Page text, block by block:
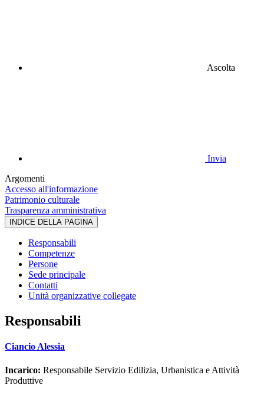
Ascolta
Invia
Argomenti
Accesso all'informazione
Patrimonio culturale
Trasparenza amministrativa
INDICE DELLA PAGINA
Responsabili
Competenze
Persone
Sede principale
Contatti
Unità organizzative collegate
Responsabili
Ciancio Alessia
Incarico: Responsabile Servizio Edilizia, Urbanistica e Attività
Produttive